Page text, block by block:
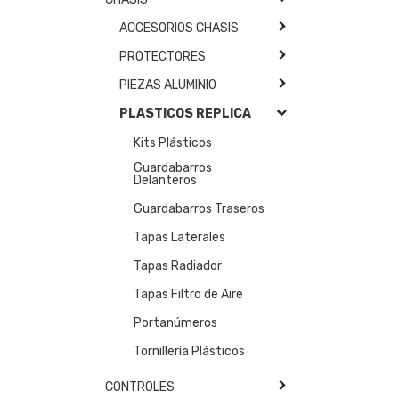
ACCESORIOS CHASIS
PROTECTORES
PIEZAS ALUMINIO
PLASTICOS REPLICA
Kits Plásticos
Guardabarros
Delanteros
Guardabarros Traseros
Tapas Laterales
Tapas Radiador
Tapas Filtro de Aire
Portanúmeros
Tornillería Plásticos
CONTROLES